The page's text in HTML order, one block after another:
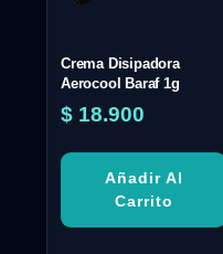
Crema Disipadora
Aerocool Baraf 1g
$ 18.900
Añadir Al
Carrito